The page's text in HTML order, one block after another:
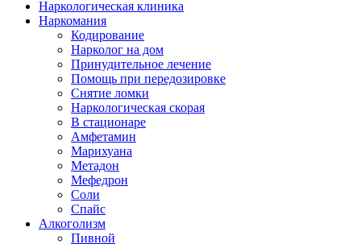
Наркологическая клиника
Наркомания
Кодирование
Нарколог на дом
Принудительное лечение
Помощь при передозировке
Снятие ломки
Наркологическая скорая
В стационаре
Амфетамин
Марихуана
Метадон
Мефедрон
Соли
Спайс
Алкоголизм
Пивной